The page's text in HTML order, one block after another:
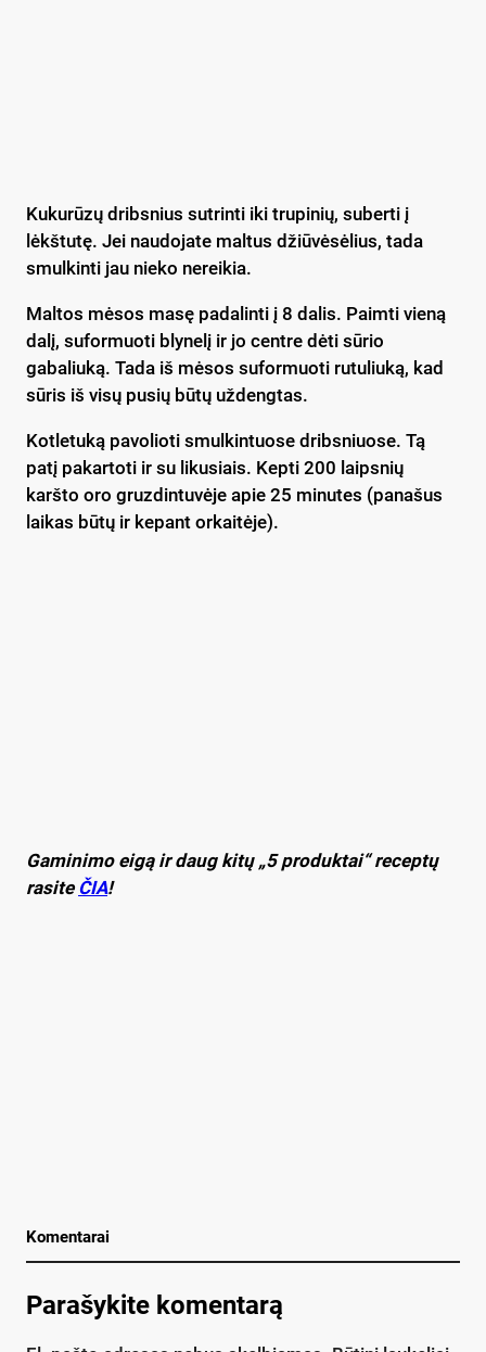
Kukurūzų dribsnius sutrinti iki trupinių, suberti į
lėkštutę. Jei naudojate maltus džiūvėsėlius, tada
smulkinti jau nieko nereikia.
Maltos mėsos masę padalinti į 8 dalis. Paimti vieną
dalį, suformuoti blynelį ir jo centre dėti sūrio
gabaliuką. Tada iš mėsos suformuoti rutuliuką, kad
sūris iš visų pusių būtų uždengtas.
Kotletuką pavolioti smulkintuose dribsniuose. Tą
patį pakartoti ir su likusiais. Kepti 200 laipsnių
karšto oro gruzdintuvėje apie 25 minutes (panašus
laikas būtų ir kepant orkaitėje).
Gaminimo eigą ir daug kitų „5 produktai“ receptų
rasiteČIA!
Komentarai
Parašykite komentarą